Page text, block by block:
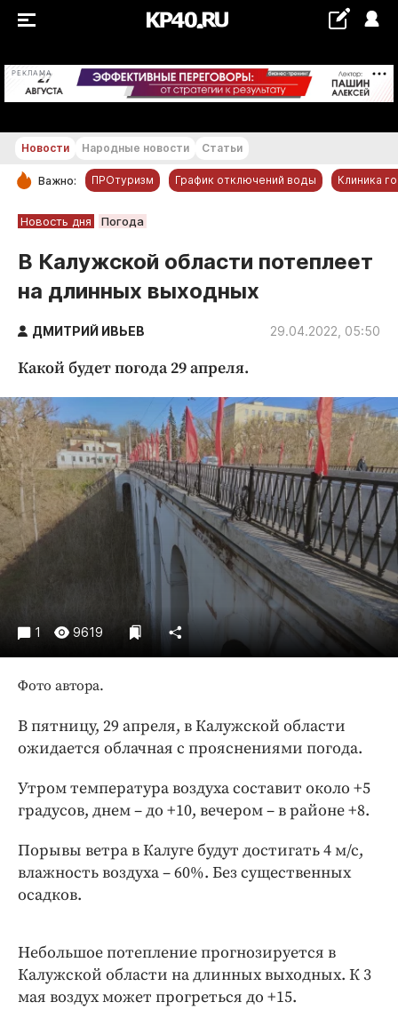
РЕКЛАМА +18...+19 °С
РУБРИКИ
Новости компаний
Статьи
Народные новости
Авто и транспорт
Благоустройство
Криминал
Культура
Недвижимость и ЖКХ
Образование
Общество
Происшествия
Спорт
ПРОЕКТЫ
Блоги
Издания
Интересное чтиво
Бренд года
Работодатель года
Новости Народные новости Статьи
Важно: ПРОтуризм График отключений воды Клиника
Новость дня Погода
В Калужской области потеплеет
на длинных выходных
ДМИТРИЙ ИВЬЕВ 29.04.2022, 05:50
Какой будет погода 29 апреля.
1 9619
Фото автора.
В пятницу, 29 апреля, в Калужской области
ожидается облачная с прояснениями погода.
Утром температура воздуха составит около +5
градусов, днем – до +10, вечером – в районе +8.
Порывы ветра в Калуге будут достигать 4 м/с,
влажность воздуха – 60%. Без существенных
осадков.
Небольшое потепление прогнозируется в
Калужской области на длинных выходных. К 3
мая воздух может прогреться до +15.